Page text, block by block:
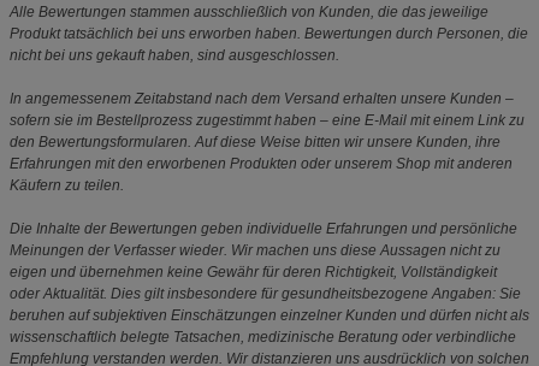
Alle Bewertungen stammen ausschließlich von Kunden, die das jeweilige
Produkt tatsächlich bei uns erworben haben. Bewertungen durch Personen, die
nicht bei uns gekauft haben, sind ausgeschlossen.
In angemessenem Zeitabstand nach dem Versand erhalten unsere Kunden –
sofern sie im Bestellprozess zugestimmt haben – eine E-Mail mit einem Link zu
den Bewertungsformularen. Auf diese Weise bitten wir unsere Kunden, ihre
Erfahrungen mit den erworbenen Produkten oder unserem Shop mit anderen
Käufern zu teilen.
Die Inhalte der Bewertungen geben individuelle Erfahrungen und persönliche
Meinungen der Verfasser wieder. Wir machen uns diese Aussagen nicht zu
eigen und übernehmen keine Gewähr für deren Richtigkeit, Vollständigkeit
oder Aktualität. Dies gilt insbesondere für gesundheitsbezogene Angaben: Sie
beruhen auf subjektiven Einschätzungen einzelner Kunden und dürfen nicht als
wissenschaftlich belegte Tatsachen, medizinische Beratung oder verbindliche
Empfehlung verstanden werden. Wir distanzieren uns ausdrücklich von solchen